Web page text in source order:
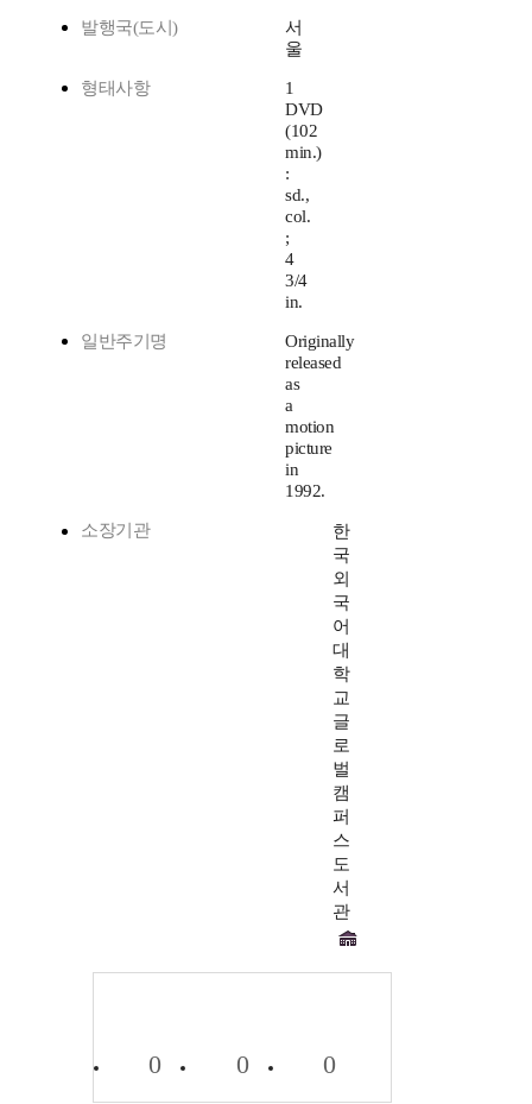
발행국(도시)
서
울
형태사항
1
DVD
(102
min.)
:
sd.,
col.
;
4
3/4
in.
일반주기명
Originally
released
as
a
motion
picture
in
1992.
소장기관
한
국
외
국
어
대
학
교
글
로
벌
캠
퍼
스
도
서
관
0 0 0